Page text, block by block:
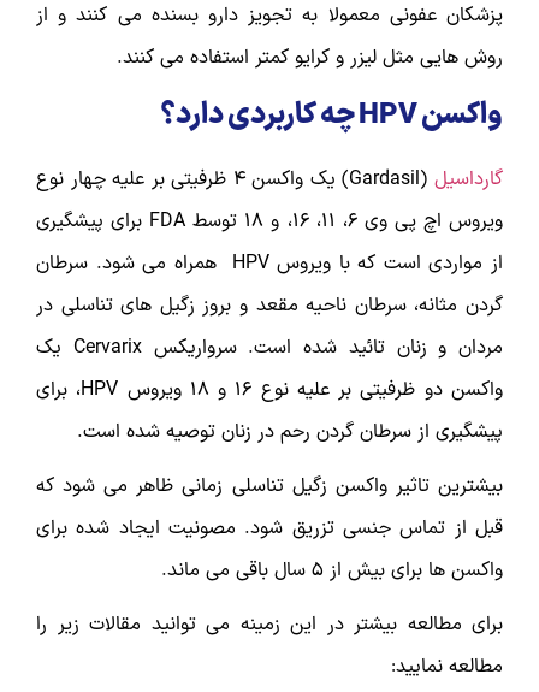
پزشکان عفونی معمولا به تجویز دارو بسنده می کنند و از
روش هایی مثل لیزر و کرایو کمتر استفاده می کنند.
واکسن HPV چه کاربردی دارد؟
گارداسیل
(Gardasil) یک واکسن 4 ظرفیتی بر علیه چهار نوع
ویروس اچ پی وی 6، 11، 16، و 18 توسط FDA برای پیشگیری
از مواردی است که با ویروس HPV همراه می شود. سرطان
گردن مثانه، سرطان ناحیه مقعد و بروز زگیل های تناسلی در
مردان و زنان تائید شده است. سرواریکس Cervarix یک
واکسن دو ظرفیتی بر علیه نوع 16 و 18 ویروس HPV، برای
پیشگیری از سرطان گردن رحم در زنان توصیه شده است.
بیشترین تاثیر واکسن زگیل تناسلی زمانی ظاهر می شود که
قبل از تماس جنسی تزریق شود. مصونیت ایجاد شده برای
واکسن ها برای بیش از 5 سال باقی می ماند.
برای مطالعه بیشتر در این زمینه می توانید مقالات زیر را
مطالعه نمایید: